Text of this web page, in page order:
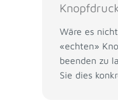
Wäre es
«echten»
beenden zu
Sie dies